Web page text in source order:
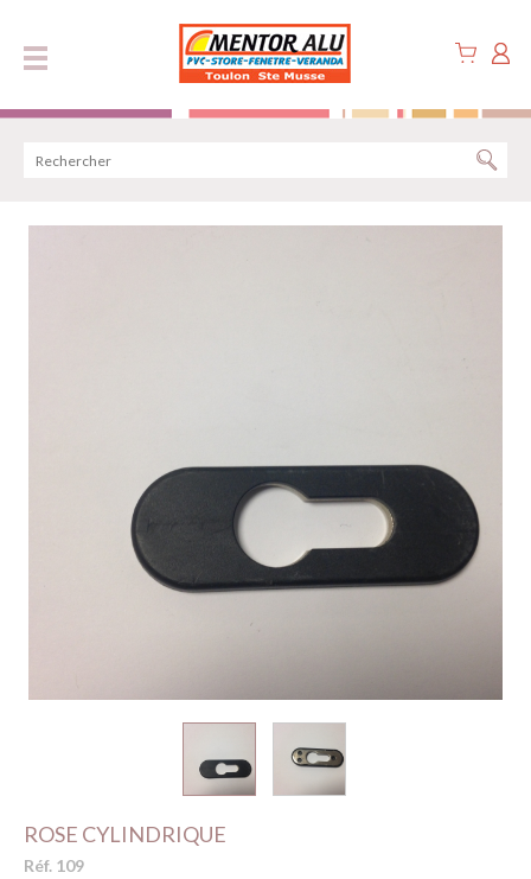
ROSE CYLINDRIQUE
Réf. 109